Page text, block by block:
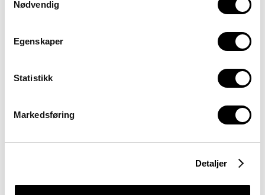
Se gjerne vår
Nødvendig
Egenskaper
Statistikk
Markedsføring
Detaljer
Nettovekt (kg):